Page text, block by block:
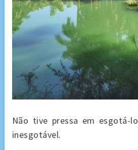
Não tive pressa em esgotá-
inesgotável.